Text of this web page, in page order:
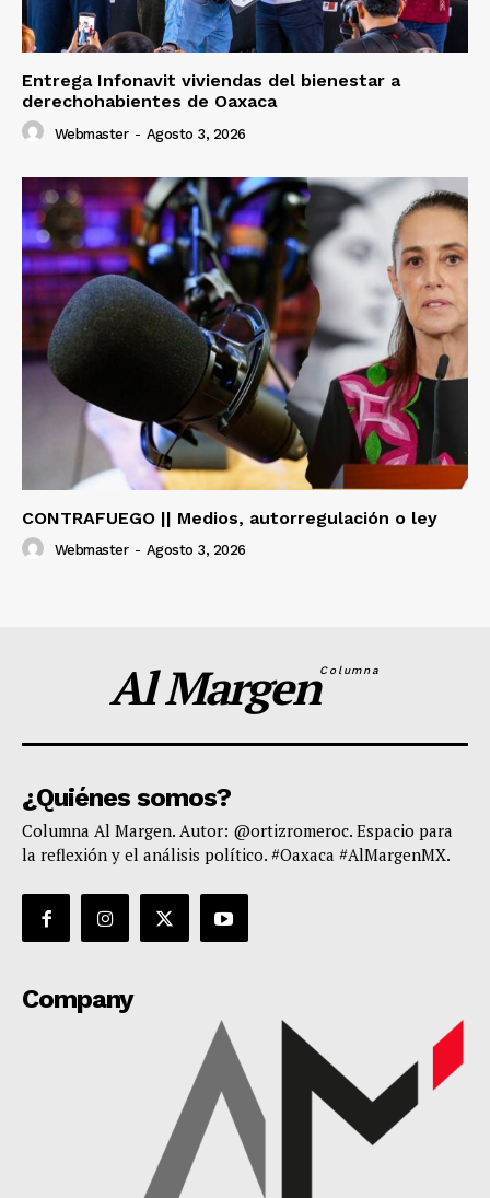
Entrega Infonavit viviendas del bienestar a
derechohabientes de Oaxaca
Webmaster - Agosto 3, 2026
CONTRAFUEGO || Medios, autorregulación o ley
Webmaster - Agosto 3, 2026
Al MargenColumna
¿Quiénes somos?
Columna Al Margen. Autor: @ortizromeroc. Espacio para
la reflexión y el análisis político. #Oaxaca #AlMargenMX.
Company